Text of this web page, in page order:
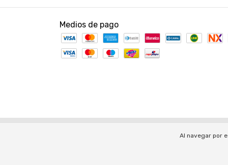
Al navegar por
Medios de pago
Defensa de las y los consumidores. Para reclamos